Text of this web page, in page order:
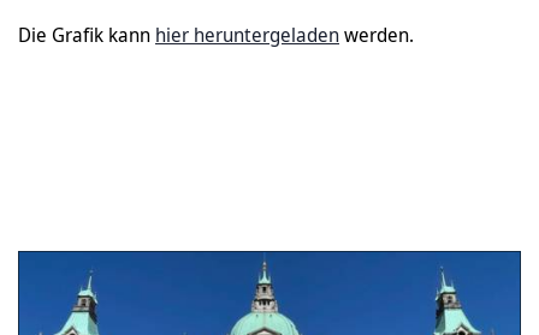
Die Grafik kann hier heruntergeladenwerden.